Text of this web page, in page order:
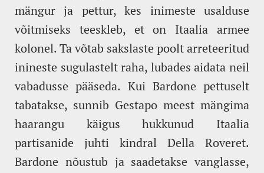
mängur ja pettur, kes inimeste usalduse
võitmiseks teeskleb, et on Itaalia armee
kolonel. Ta võtab sakslaste poolt arreteeritud
inineste sugulastelt raha, lubades aidata neil
vabadusse pääseda. Kui Bardone pettuselt
tabatakse, sunnib Gestapo meest mängima
haarangu käigus hukkunud Itaalia
partisanide juhti kindral Della Roveret.
Bardone nõustub ja saadetakse vanglasse,